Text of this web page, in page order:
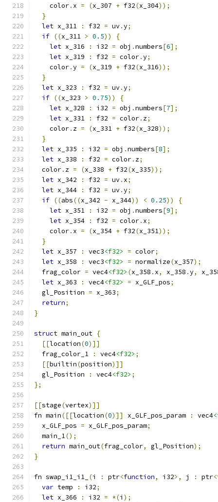
    color
. x = (x_307 + f32(x_304));
}
let x_311 : f32 = uv.y;
if ((x_311 > 0.5))
{
let x_316 : i32 = obj .numbers[6];
let x_319 : f32 = color.y;
    color
.y = (x_319 + f32(x_316));
}
let x_323 : f32 = uv.y;
if ((x_323 > 0.75))
{
let x_328 : i32 = obj .numbers[7];
let x_331 : f32 = color. z;
    color
. z = (x_331 + f32(x_328));
}
let x_335 : i32 = obj .numbers[8];
let x_338 : f32 = color. z;
  color
. z = (x_338 + f32(x_335));
let x_342 : f32 = uv. x;
let x_344 : f32 = uv.y;
if ((abs((x_342 - x_344)) < 0.25))
{
let x_351 : i32 = obj .numbers[9];
let x_354 : f32 = color. x;
    color
. x = (x_354 + f32(x_351));
}
let x_357 : vec3<f32> = color;
let x_358 : vec3<f32> = normalize(x_357);
  frag_color
= vec4<f32> (x_358 . x, x_358 .y,
let x_363 : vec4<f32> = x_GLF_pos;
  gl_Position
= x_363;
return;
}
struct main_out {
[[location(0)]]
  frag_color_1
: vec4<f32> ;
[[builtin(position)]]
  gl_Position
: vec4<f32> ;
};
[[stage(vertex)]]
fn main([[location(0)]] x_GLF_pos_param : vec4
  x_GLF_pos
= x_GLF_pos_param;
  main_1
();
return main_out(frag_color, gl_Position);
}
fn swap_i1_i1_ (i : ptr<function, i32>, j : ptr<
var temp : i32;
let x_366 : i32 = *(i );